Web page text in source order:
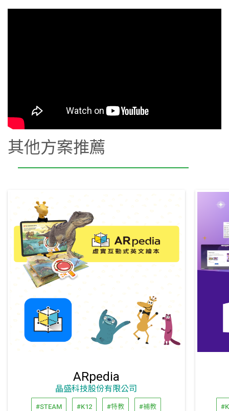
其他方案推薦
ARpedia
晶盛科技股份有限公司
#STEAM #K12 #特教 #補教